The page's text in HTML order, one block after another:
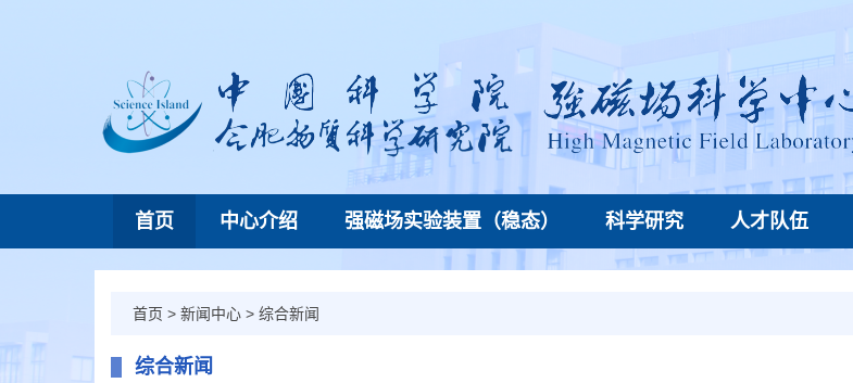
首页 中心介绍 强磁场实验装置（稳态） 科学研究 人才队伍
首页 > 新闻中心 > 综合新闻
综合新闻